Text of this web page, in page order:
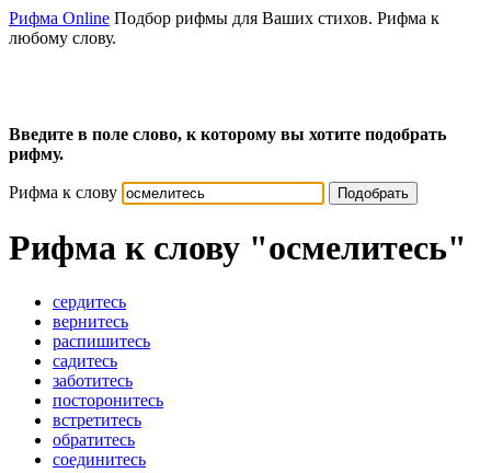
Рифма Online Подбор рифмы для Ваших стихов. Рифма к
любому слову.
Введите в поле слово, к которому вы хотите подобрать
рифму.
Рифма к слову Подобрать
Рифма к слову "осмелитесь"
сердитесь
вернитесь
распишитесь
садитесь
заботитесь
посторонитесь
встретитесь
обратитесь
соединитесь